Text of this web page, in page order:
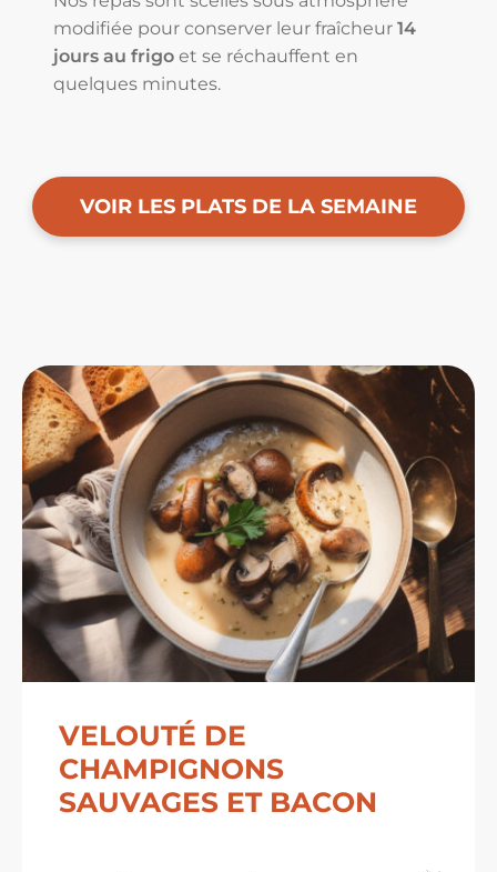
modifiée pour conserver leur fraîcheur 14
jours au frigo et se réchauffent en
quelques minutes.
VOIR LES PLATS DE LA SEMAINE
VELOUTÉ DE
CHAMPIGNONS
SAUVAGES ET BACON